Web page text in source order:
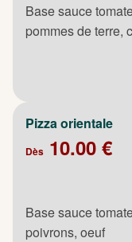
Base sauce
pommes de terre,
Pizza orientale
Dès 10.00 €
Base sauce
poivrons, oeuf